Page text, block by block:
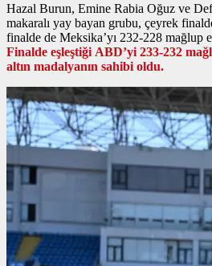
Hazal Burun, Emine Rabia Oğuz ve
makaralı yay bayan grubu, çeyrek
finalde de Meksika’yı 232-228 mağlup
Finalde eşleştiği ABD’yi 233-232
altın madalyanın sahibi oldu.